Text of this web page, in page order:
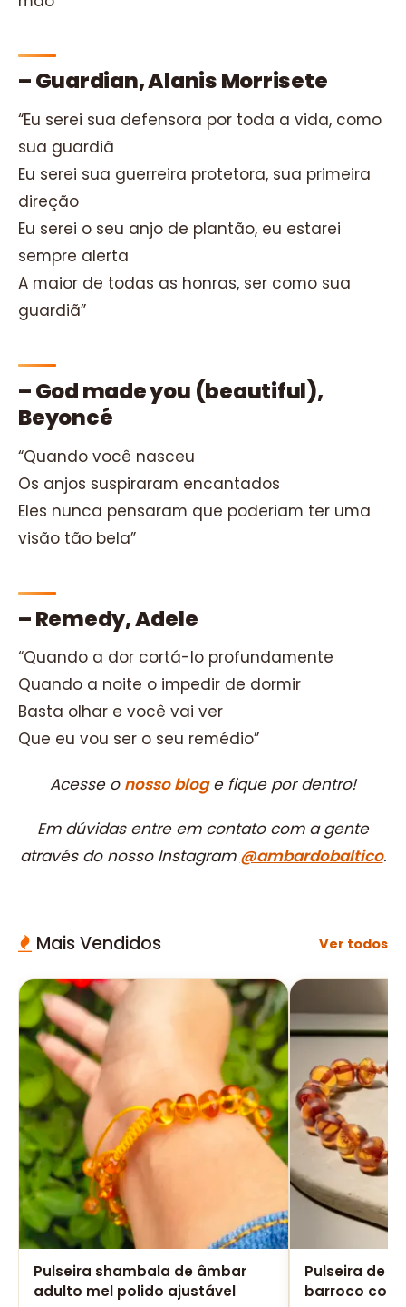
– Guardian, Alanis Morrisete
“Eu serei sua defensora por toda a vida, como
sua guardiã
Eu serei sua guerreira protetora, sua primeira
direção
Eu serei o seu anjo de plantão, eu estarei
sempre alerta
A maior de todas as honras, ser como sua
guardiã”
– God made you (beautiful),
Beyoncé
“Quando você nasceu
Os anjos suspiraram encantados
Eles nunca pensaram que poderiam ter uma
visão tão bela”
– Remedy, Adele
“Quando a dor cortá-lo profundamente
Quando a noite o impedir de dormir
Basta olhar e você vai ver
Que eu vou ser o seu remédio”
Acesse o nosso bloge fique por dentro!
Em dúvidas entre em contato com a gente
através do nosso Instagram @ambardobaltico.
Mais Vendidos Ver todos
Pulseira shambala de âmbar
adulto mel polido ajustável
Pulseira de
barroco